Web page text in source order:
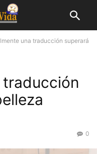
una traducción superará
traducción
0